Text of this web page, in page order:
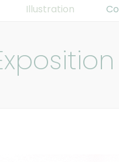
Illustration